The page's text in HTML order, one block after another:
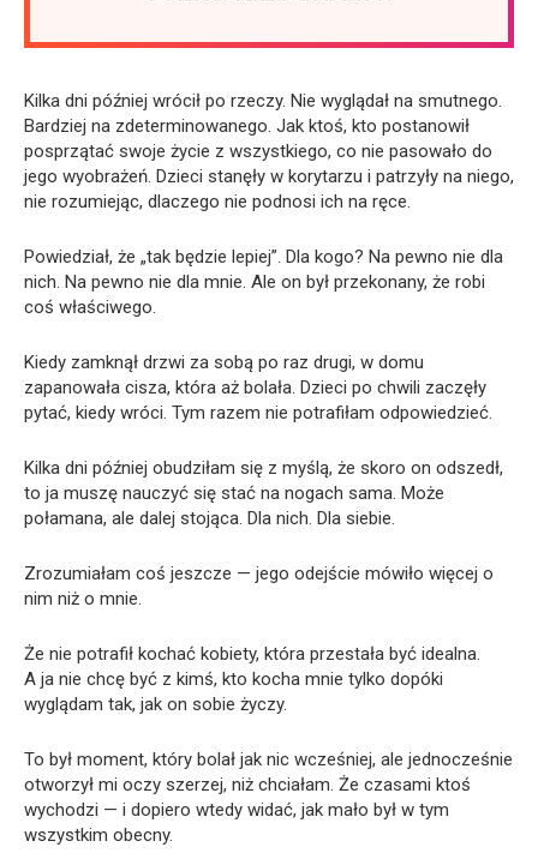
Kilka dni później wrócił po rzeczy. Nie wyglądał na smutnego.
Bardziej na zdeterminowanego. Jak ktoś, kto postanowił
posprzątać swoje życie z wszystkiego, co nie pasowało do
jego wyobrażeń. Dzieci stanęły w korytarzu i patrzyły na niego,
nie rozumiejąc, dlaczego nie podnosi ich na ręce.
Powiedział, że „tak będzie lepiej”. Dla kogo? Na pewno nie dla
nich. Na pewno nie dla mnie. Ale on był przekonany, że robi
coś właściwego.
Kiedy zamknął drzwi za sobą po raz drugi, w domu
zapanowała cisza, która aż bolała. Dzieci po chwili zaczęły
pytać, kiedy wróci. Tym razem nie potrafiłam odpowiedzieć.
Kilka dni później obudziłam się z myślą, że skoro on odszedł,
to ja muszę nauczyć się stać na nogach sama. Może
połamana, ale dalej stojąca. Dla nich. Dla siebie.
Zrozumiałam coś jeszcze — jego odejście mówiło więcej o
nim niż o mnie.
Że nie potrafił kochać kobiety, która przestała być idealna.
A ja nie chcę być z kimś, kto kocha mnie tylko dopóki
wyglądam tak, jak on sobie życzy.
To był moment, który bolał jak nic wcześniej, ale jednocześnie
otworzył mi oczy szerzej, niż chciałam. Że czasami ktoś
wychodzi — i dopiero wtedy widać, jak mało był w tym
wszystkim obecny.